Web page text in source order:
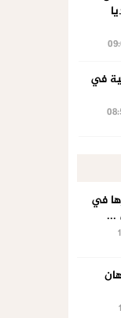
في
في
...